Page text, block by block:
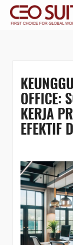
OFFICE:
KERJA
EFEKTIF